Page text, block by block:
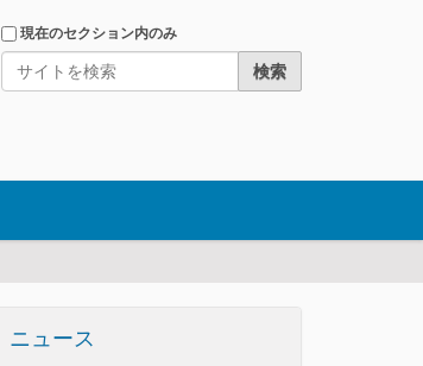
サイトを検索
現在のセクション内のみ
ニュース